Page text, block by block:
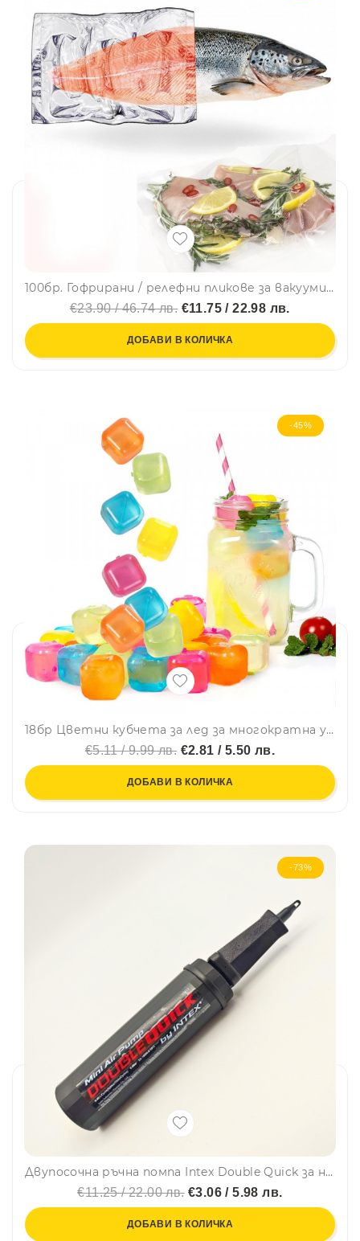
100бр. Гофрирани / релефни пликове за вакуумиране, 20 х 30 см
€23.90 / 46.74 лв.€11.75 / 22.98 лв.
ДОБАВИ В КОЛИЧКА
-45%
18бр Цветни кубчета за лед за многократна употреба
€5.11 / 9.99 лв.€2.81 / 5.50 лв.
ДОБАВИ В КОЛИЧКА
-73%
Двупосочна ръчна помпа Intex Double Quick за надуваеми дюшеци и пояси
€11.25 / 22.00 лв.€3.06 / 5.98 лв.
ДОБАВИ В КОЛИЧКА